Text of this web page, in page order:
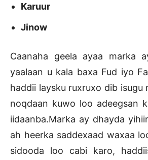
Karuur
Jinow
Caanaha geela ayaa marka
yaalaan u kala baxa Fud iyo
haddii laysku ruxruxo dib isugu
noqdaan kuwo loo adeegsan
iidaanba.Marka ay dhayda
ah heerka saddexaad waxaa
sidooda loo cabi karo,